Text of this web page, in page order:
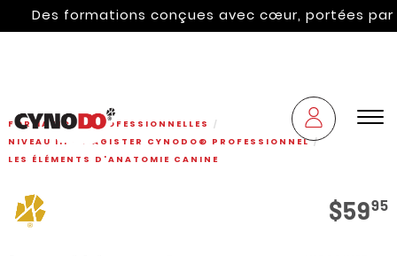
Des formations conçues avec cœur, portées par
FORMATIONS PROFESSIONNELLES
NIVEAU III - MAGISTER CYNODO® PROFESSIONNEL
LES ÉLÉMENTS D'ANATOMIE CANINE
$5995